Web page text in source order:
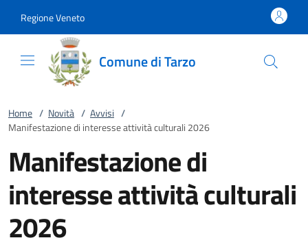
Regione Veneto
Comune di Tarzo
Home / Novità / Avvisi /
Manifestazione di interesse attività culturali 2026
Manifestazione di
interesse attività culturali
2026